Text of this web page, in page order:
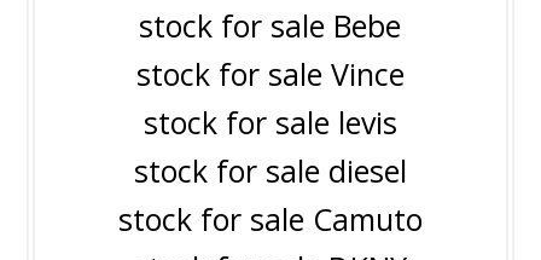
stock for sale Bebe
stock for sale Vince
stock for sale levis
stock for sale diesel
stock for sale Camuto